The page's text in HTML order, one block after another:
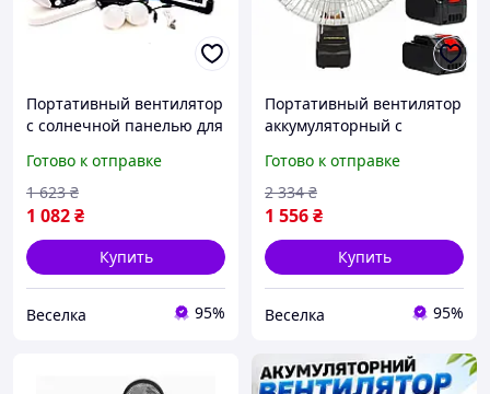
Портативный вентилятор
с солнечной панелью для
многофункциональный с
LED подсветкой FLAME
Готово к отправке
1 082₴
1 623 ₴
Купить
Веселка 95%
Портативный вентилятор
аккумуляторный с
для дачи кемпинга и
отдыха на природе FLAME
Готово к отправке
1 556₴
2 334 ₴
Купить
Веселка 95%